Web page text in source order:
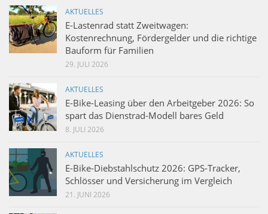
AKTUELLES
E-Lastenrad statt Zweitwagen:
Kostenrechnung, Fördergelder und die richtige
Bauform für Familien
29. JULI 2026
AKTUELLES
E-Bike-Leasing über den Arbeitgeber 2026: So
spart das Dienstrad-Modell bares Geld
8. JULI 2026
AKTUELLES
E-Bike-Diebstahlschutz 2026: GPS-Tracker,
Schlösser und Versicherung im Vergleich
21. JUNI 2026